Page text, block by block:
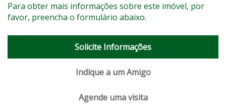
Para obter mais informações sobre este imóvel, por
favor, preencha o formulário abaixo.
Solicite Informações
Indique a um Amigo
Agende uma visita